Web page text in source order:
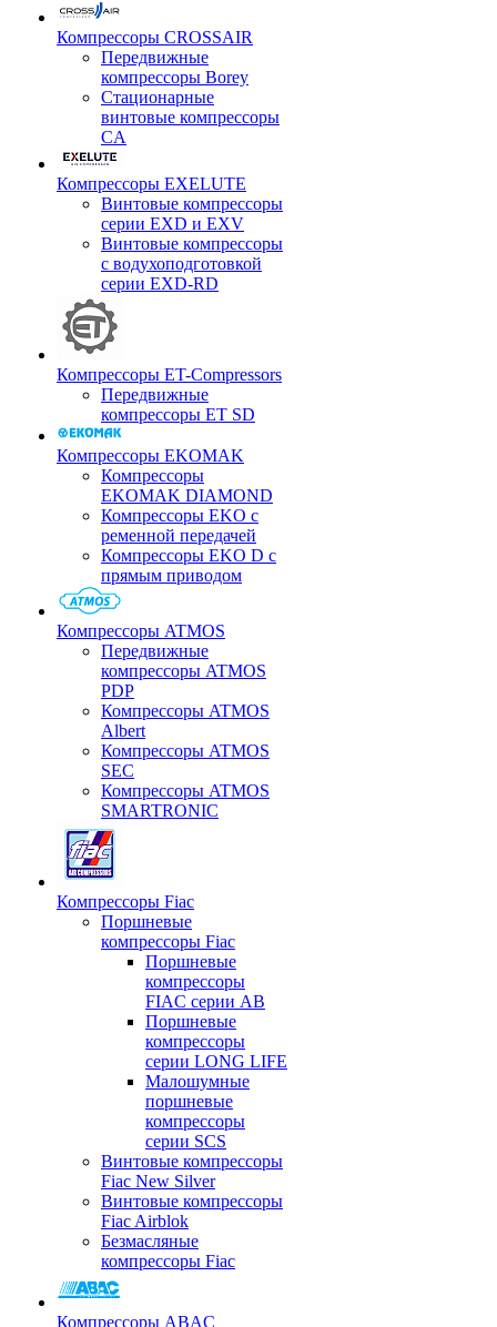
Компрессоры CROSSAIR
Передвижные
компрессоры Borey
Стационарные
винтовые компрессоры
CA
Компрессоры EXELUTE
Винтовые компрессоры
серии EXD и EXV
Винтовые компрессоры
с водухоподготовкой
серии EXD-RD
Компрессоры ET-Compressors
Передвижные
компрессоры ET SD
Компрессоры EKOMAK
Компрессоры
EKOMAK DIAMOND
Компрессоры EKO c
ременной передачей
Компрессоры EKO D с
прямым приводом
Компрессоры ATMOS
Передвижные
компрессоры ATMOS
PDP
Компрессоры ATMOS
Albert
Компрессоры ATMOS
SEC
Компрессоры ATMOS
SMARTRONIC
Компрессоры Fiac
Поршневые
компрессоры Fiac
Поршневые
компрессоры
FIAC серии AB
Поршневые
компрессоры
серии LONG LIFE
Малошумные
поршневые
компрессоры
серии SCS
Винтовые компрессоры
Fiac New Silver
Винтовые компрессоры
Fiac Airblok
Безмасляные
компрессоры Fiac
Компрессоры ABAC